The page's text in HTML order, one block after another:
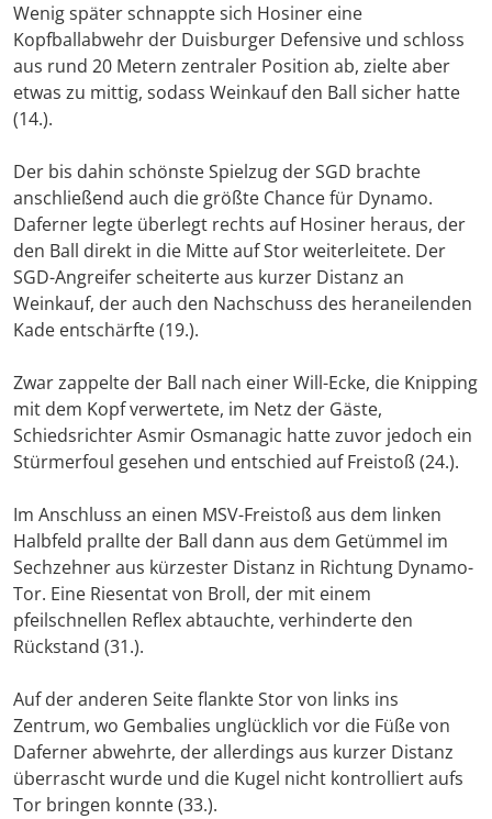
Wenig später schnappte sich Hosiner eine
Kopfballabwehr der Duisburger Defensive und schloss
aus rund 20 Metern zentraler Position ab, zielte aber
etwas zu mittig, sodass Weinkauf den Ball sicher hatte
(14.).
Der bis dahin schönste Spielzug der SGD brachte
anschließend auch die größte Chance für Dynamo.
Daferner legte überlegt rechts auf Hosiner heraus, der
den Ball direkt in die Mitte auf Stor weiterleitete. Der
SGD-Angreifer scheiterte aus kurzer Distanz an
Weinkauf, der auch den Nachschuss des heraneilenden
Kade entschärfte (19.).
Zwar zappelte der Ball nach einer Will-Ecke, die Knipping
mit dem Kopf verwertete, im Netz der Gäste,
Schiedsrichter Asmir Osmanagic hatte zuvor jedoch ein
Stürmerfoul gesehen und entschied auf Freistoß (24.).
Im Anschluss an einen MSV-Freistoß aus dem linken
Halbfeld prallte der Ball dann aus dem Getümmel im
Sechzehner aus kürzester Distanz in Richtung Dynamo-
Tor. Eine Riesentat von Broll, der mit einem
pfeilschnellen Reflex abtauchte, verhinderte den
Rückstand (31.).
Auf der anderen Seite flankte Stor von links ins
Zentrum, wo Gembalies unglücklich vor die Füße von
Daferner abwehrte, der allerdings aus kurzer Distanz
überrascht wurde und die Kugel nicht kontrolliert aufs
Tor bringen konnte (33.).